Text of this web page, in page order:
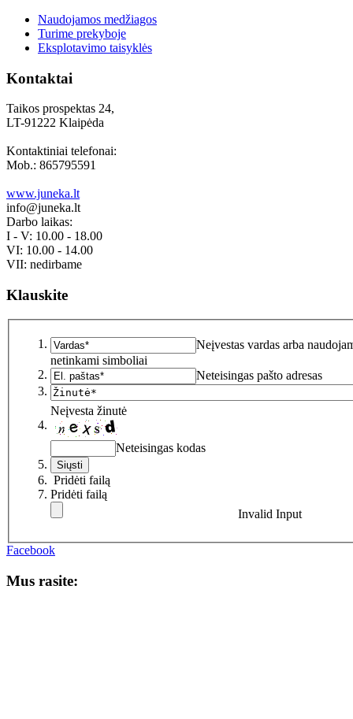
Naudojamos medžiagos
Turime prekyboje
Eksplotavimo taisyklės
Kontaktai
Taikos prospektas 24,
LT-91222 Klaipėda
Kontaktiniai telefonai:
Mob.: 865795591
www.juneka.lt
info@juneka.lt
Darbo laikas:
I - V: 10.00 - 18.00
VI: 10.00 - 14.00
VII: nedirbame
Klauskite
Neįvestas vardas arba
netinkami simboliai
Neteisingas pašto adresas
Neįvesta žinutė
Neteisingas kodas
Pridėti failą
Pridėti failą
Invalid Input
Facebook
Mus rasite: